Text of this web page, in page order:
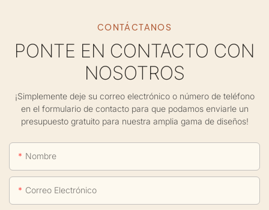
CONTÁCTANOS
PONTE EN CONTACTO CON
NOSOTROS
¡Simplemente deje su correo electrónico o número de teléfono
en el formulario de contacto para que podamos enviarle un
presupuesto gratuito para nuestra amplia gama de diseños!
Nombre
Correo Electrónico